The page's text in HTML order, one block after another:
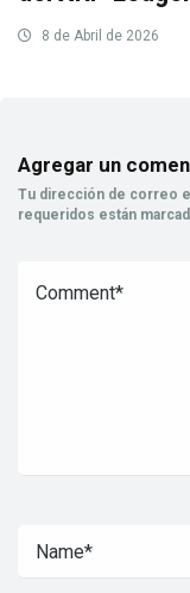
8 de Abril de 2026
Agregar un
Tu dirección de correo
requeridos están